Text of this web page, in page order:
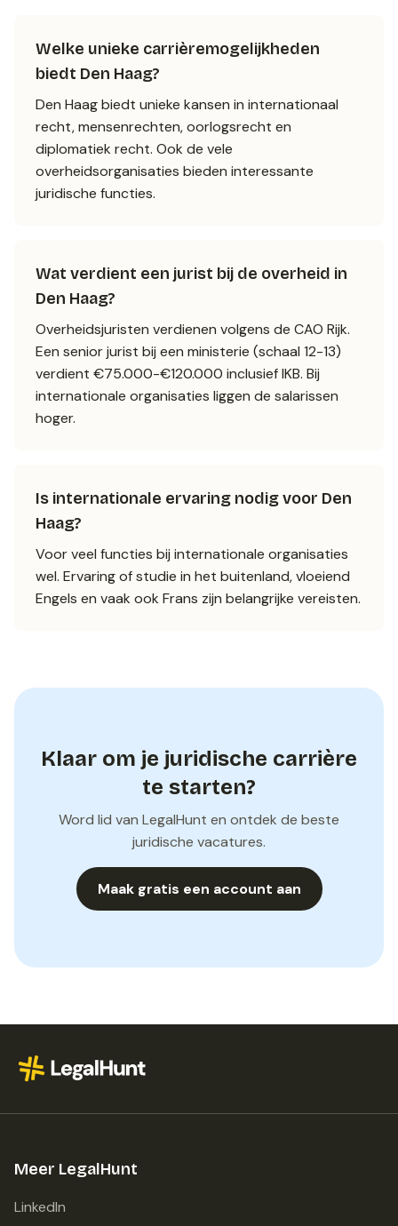
Welke unieke carrièremogelijkheden
biedt Den Haag?
Den Haag biedt unieke kansen in internationaal
recht, mensenrechten, oorlogsrecht en
diplomatiek recht. Ook de vele
overheidsorganisaties bieden interessante
juridische functies.
Wat verdient een jurist bij de overheid in
Den Haag?
Overheidsjuristen verdienen volgens de CAO Rijk.
Een senior jurist bij een ministerie (schaal 12-13)
verdient €75.000-€120.000 inclusief IKB. Bij
internationale organisaties liggen de salarissen
hoger.
Is internationale ervaring nodig voor Den
Haag?
Voor veel functies bij internationale organisaties
wel. Ervaring of studie in het buitenland, vloeiend
Engels en vaak ook Frans zijn belangrijke vereisten.
Klaar om je juridische carrière
te starten?
Word lid van LegalHunt en ontdek de beste
juridische vacatures.
Maak gratis een account aan
Meer LegalHunt
LinkedIn